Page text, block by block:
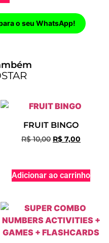
o seu WhatsApp!
FRUIT BINGO
R$10,00 R$ 7,00
Adicionar ao carrinho